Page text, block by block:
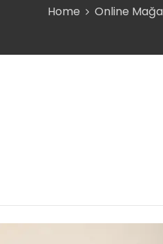
Home Online